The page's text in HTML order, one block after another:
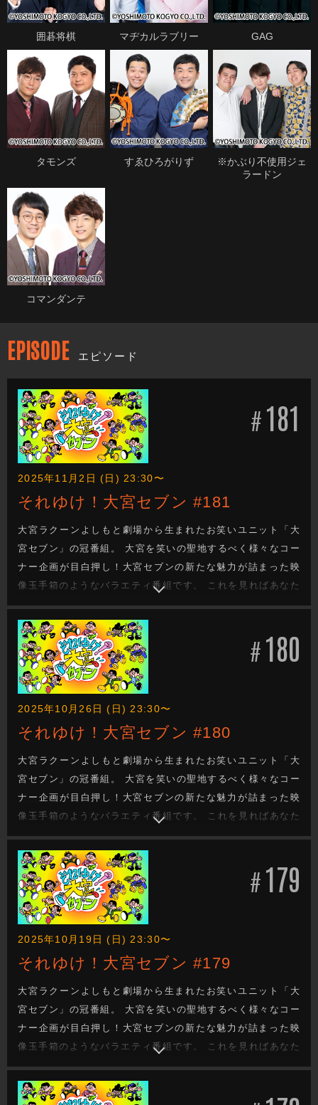
囲碁将棋 マヂカルラブリー GAG
タモンズ すゑひろがりず
※かぶり不使用ジェ
ラードン
コマンダンテ
EPISODE エピソード
#181
2025年11月2日 (日) 23:30〜
それゆけ！大宮セブン #181
大宮ラクーンよしもと劇場から生まれたお笑いユニット「大
宮セブン」の冠番組。 大宮を笑いの聖地するべく様々なコー
ナー企画が目白押し！大宮セブンの新たな魅力が詰まった映
像玉手箱のようなバラエティ番組です。 これを見ればあなた
も大宮セブンの沼に嵌ります。新たな企画もお楽しみに！
#180
2025年10月26日 (日) 23:30〜
それゆけ！大宮セブン #180
大宮ラクーンよしもと劇場から生まれたお笑いユニット「大
宮セブン」の冠番組。 大宮を笑いの聖地するべく様々なコー
ナー企画が目白押し！大宮セブンの新たな魅力が詰まった映
像玉手箱のようなバラエティ番組です。 これを見ればあなた
も大宮セブンの沼に嵌ります。新たな企画もお楽しみに！
#179
2025年10月19日 (日) 23:30〜
それゆけ！大宮セブン #179
大宮ラクーンよしもと劇場から生まれたお笑いユニット「大
宮セブン」の冠番組。 大宮を笑いの聖地するべく様々なコー
ナー企画が目白押し！大宮セブンの新たな魅力が詰まった映
像玉手箱のようなバラエティ番組です。 これを見ればあなた
も大宮セブンの沼に嵌ります。新たな企画もお楽しみに！